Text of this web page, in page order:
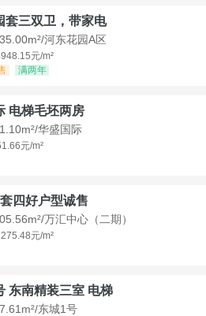
套三双卫，带家电
河东花园A区
元/m²
满两年
电梯毛坯两房
华盛国际
元/m²
四好户型诚售
万汇中心（二期）
元/m²
东南精装三室 电梯
东城1号